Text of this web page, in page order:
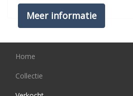
Achterbank in delen
Elektrische ramen voor
Stuurbekrachtiging
Stuurbekrachtiging
De Opel Adam is gemaakt
voor snelweg gebruik. Hij is
parkeren dankzij het verkortte
onderstel, het zicht is rondom
Meer informatie
Home
Collectie